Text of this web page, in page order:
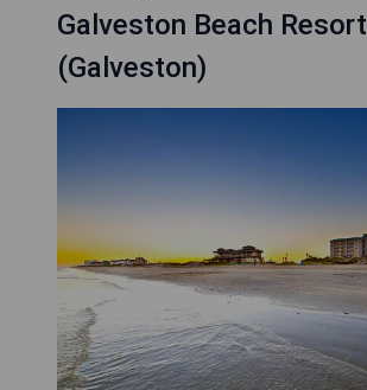
Galveston Beach Resort
(Galveston)